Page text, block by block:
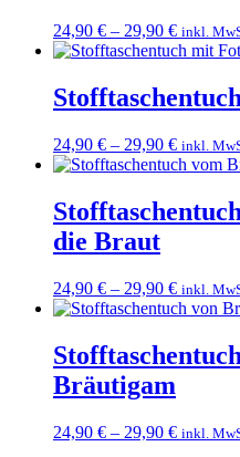
24,90 € – 29,90 € inkl.
24,90 € – 29,90 € inkl.
die Braut
24,90 € – 29,90 € inkl.
Bräutigam
24,90 € – 29,90 € inkl.